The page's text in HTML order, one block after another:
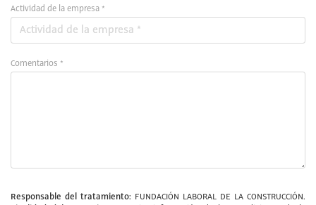
Actividad de la empresa *
Comentarios *
Responsable del tratamiento: FUNDACIÓN LABORAL DE LA CONSTRUCCIÓN.